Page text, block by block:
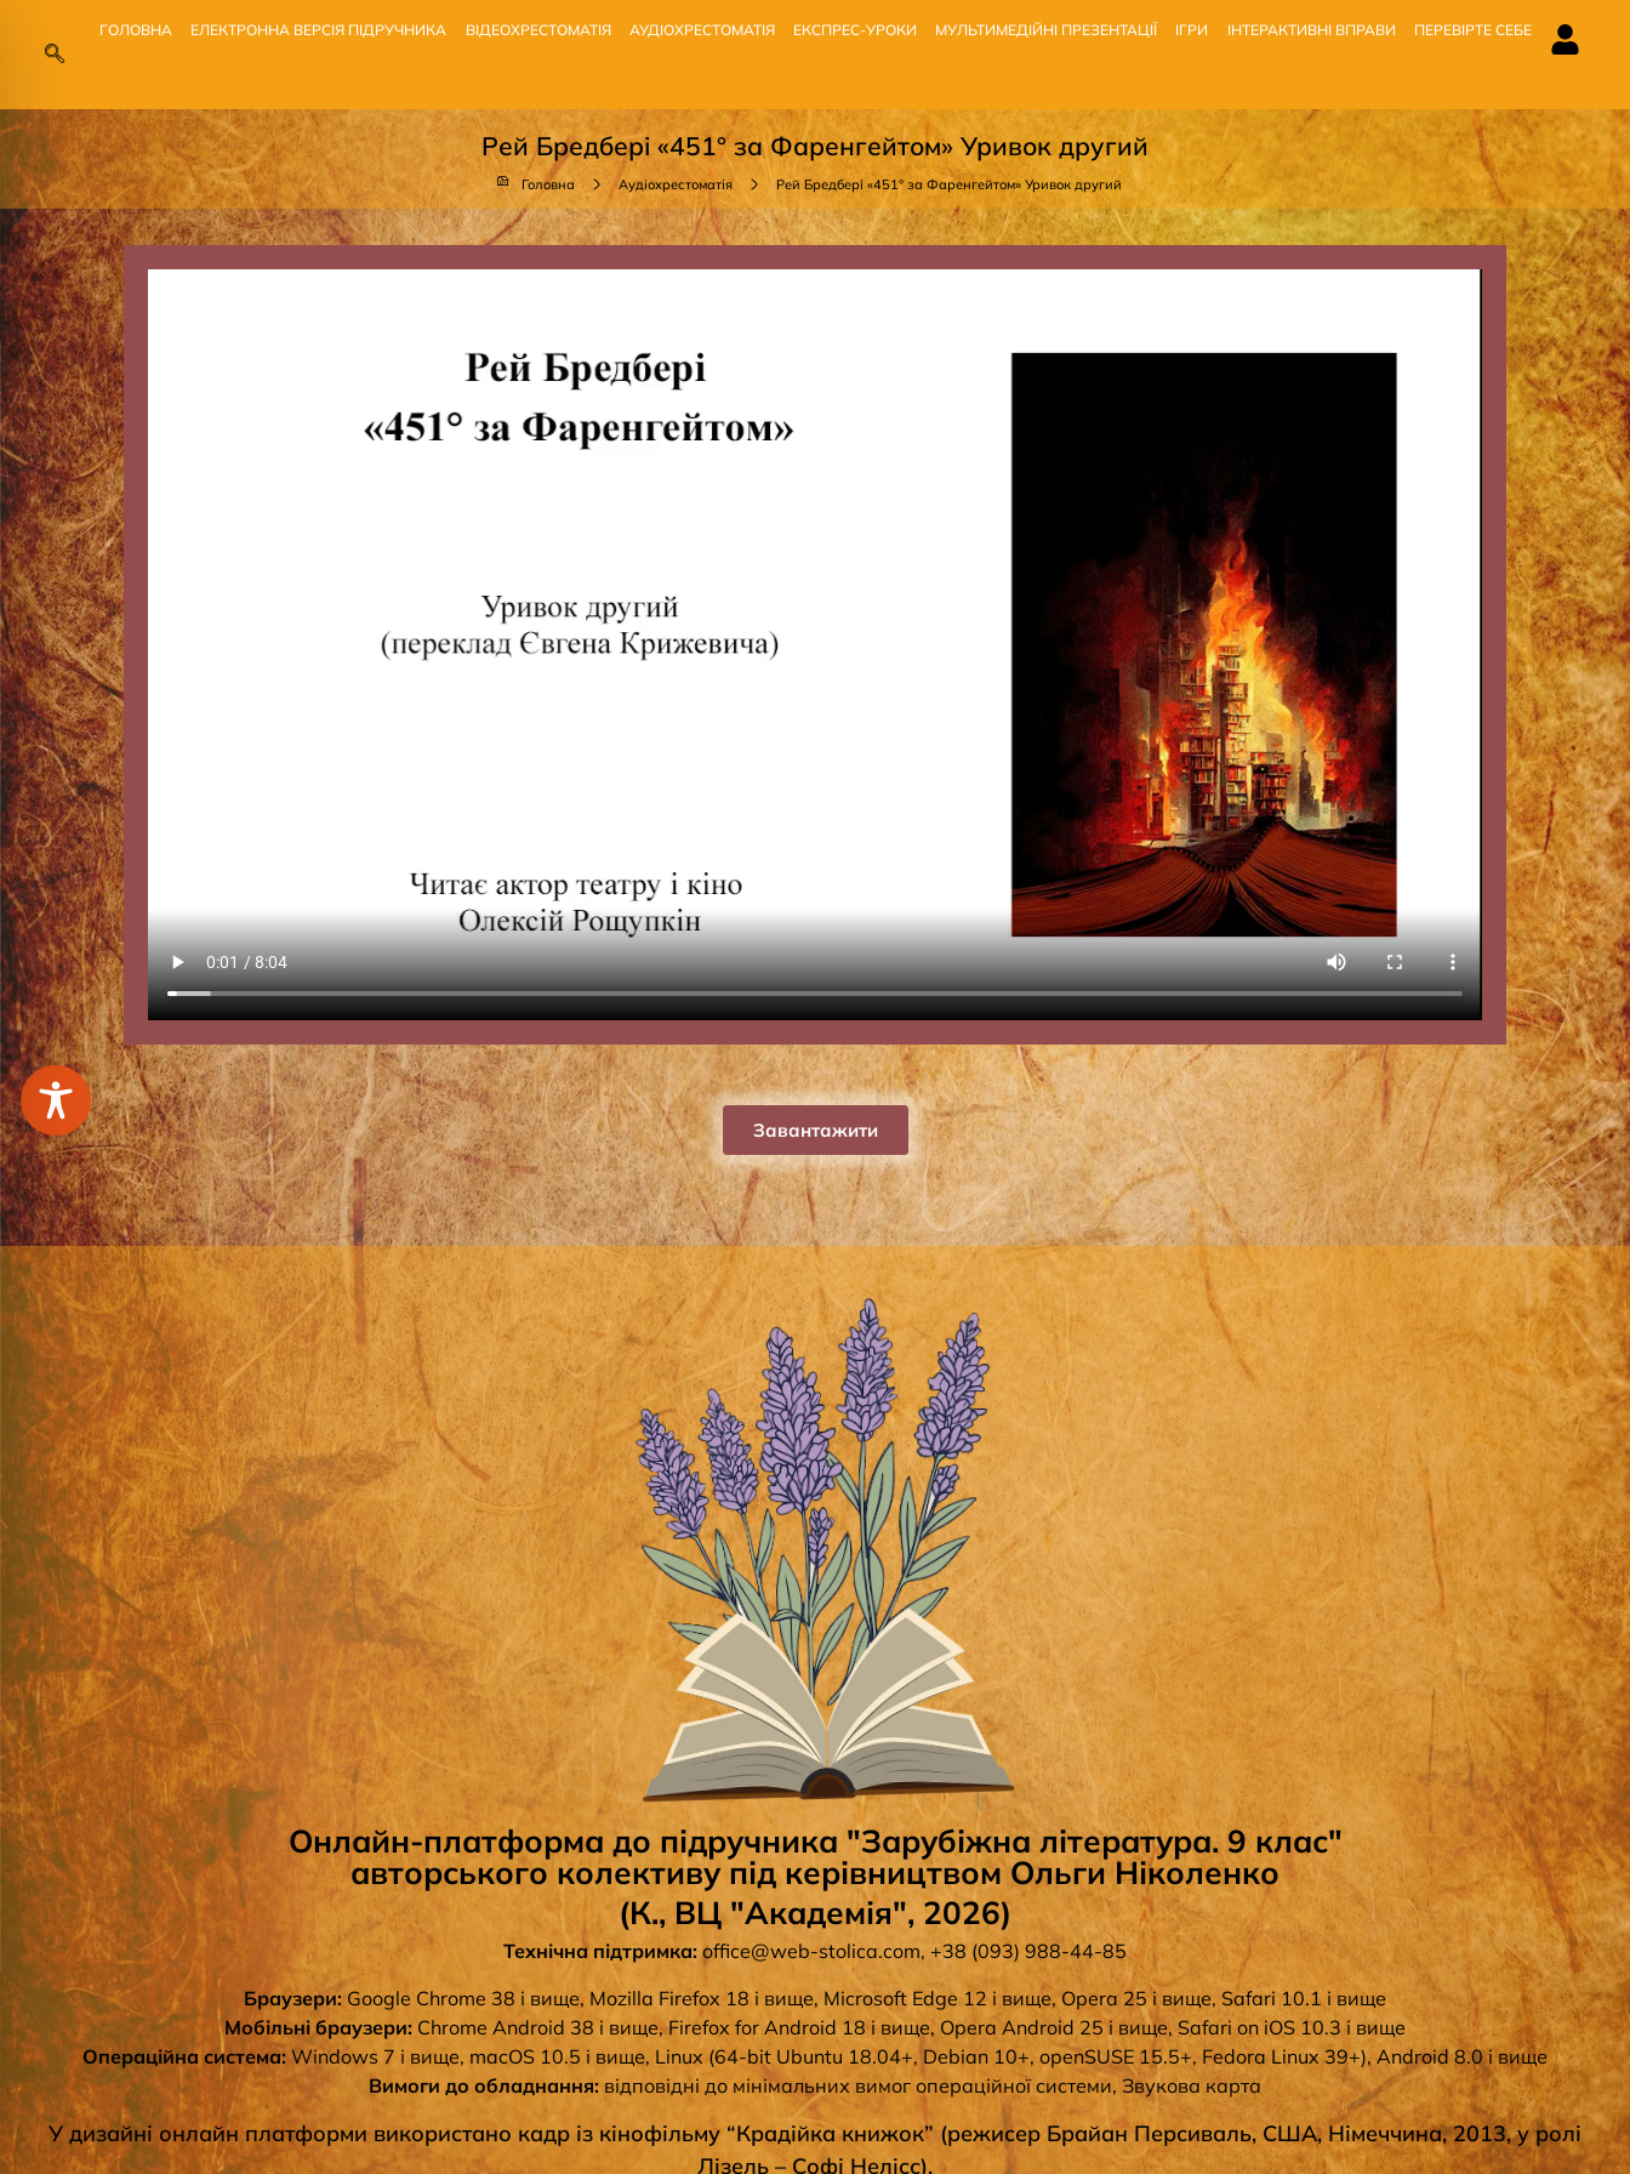
ГОЛОВНА ЕЛЕКТРОННА ВЕРСІЯ ПІДРУЧНИКА ВІДЕОХРЕСТОМАТІЯ АУДІОХРЕСТОМАТІЯ ЕКСПРЕС-УРОКИ МУЛЬТИМЕДІЙНІ ПРЕЗЕНТАЦІЇ ІГРИ ІНТЕРАКТИВНІ ВПРАВИ ПЕРЕВІРТЕ СЕБЕ
Рей Бредбері «451° за Фаренгейтом» Уривок другий
Головна Аудіохрестоматія Рей Бредбері «451° за Фаренгейтом» Уривок другий
Завантажити
Онлайн-платформа до підручника "Зарубіжна література. 9 клас"
авторського колективу під керівництвом Ольги Ніколенко
(К., ВЦ "Академія", 2026)
Технічна підтримка:office@web-stolica.com, +38 (093) 988-44-85
Браузери: Google Chrome 38 і вище, Mozilla Firefox 18 і вище, Microsoft Edge 12 і вище, Opera 25 і вище, Safari 10.1 і вище
Мобільні браузери: Chrome Android 38 і вище, Firefox for Android 18 і вище, Opera Android 25 і вище, Safari on iOS 10.3 і вище
Операційна система: Windows 7 і вище, macOS 10.5 і вище, Linux (64-bit Ubuntu 18.04+, Debian 10+, openSUSE 15.5+, Fedora Linux 39+), Android 8.0 і вище
Вимоги до обладнання: відповідні до мінімальних вимог операційної системи, Звукова карта
У дизайні онлайн платформи використано кадр із кінофільму “Крадійка книжок” (режисер Брайан Персиваль, США, Німеччина, 2013, у ролі
Лізель – Софі Нелісс).